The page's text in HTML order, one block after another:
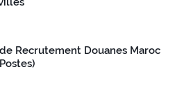
Recrutement Douanes Maroc